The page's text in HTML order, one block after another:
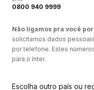
0800 940 9999
Não ligamos pra você
solicitamos dados
por telefone. Estes
para o Inter.
Escolha outro país ou